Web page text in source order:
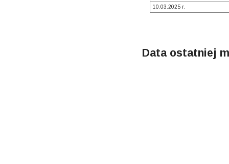
10.03.2025 r.
Data ostatniej